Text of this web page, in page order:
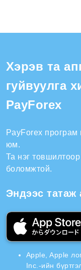
Хэрэв та
гуйвуулга
PayForex
PayForex
юм.
Та нэг
боломжтой.
Эндээс татаж
Apple, Apple
Inc.-ийн